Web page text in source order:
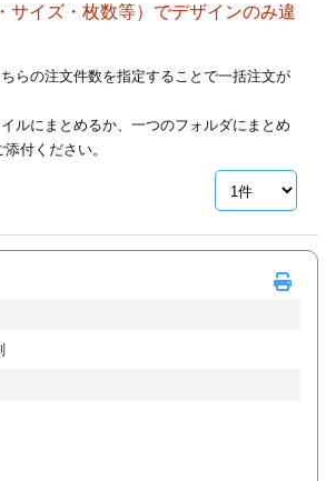
サイズ・枚数等）でデザインのみ違
らの注文件数を指定することで一括注文が
ルにまとめるか、一つのフォルダにまとめ
付ください。